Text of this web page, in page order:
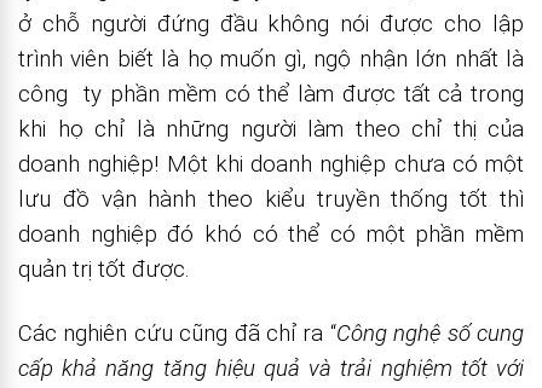
ở chỗ người đứng đầu không nói được cho lập
trình viên biết là họ muốn gì, ngộ nhận lớn nhất là
công ty phần mềm có thể làm được tất cả trong
khi họ chỉ là những người làm theo chỉ thị của
doanh nghiệp! Một khi doanh nghiệp chưa có một
lưu đồ vận hành theo kiểu truyền thống tốt thì
doanh nghiệp đó khó có thể có một phần mềm
quản trị tốt được.
Các nghiên cứu cũng đã chỉ ra “Công nghệ số cung
cấp khả năng tăng hiệu quả và trải nghiệm tốt với